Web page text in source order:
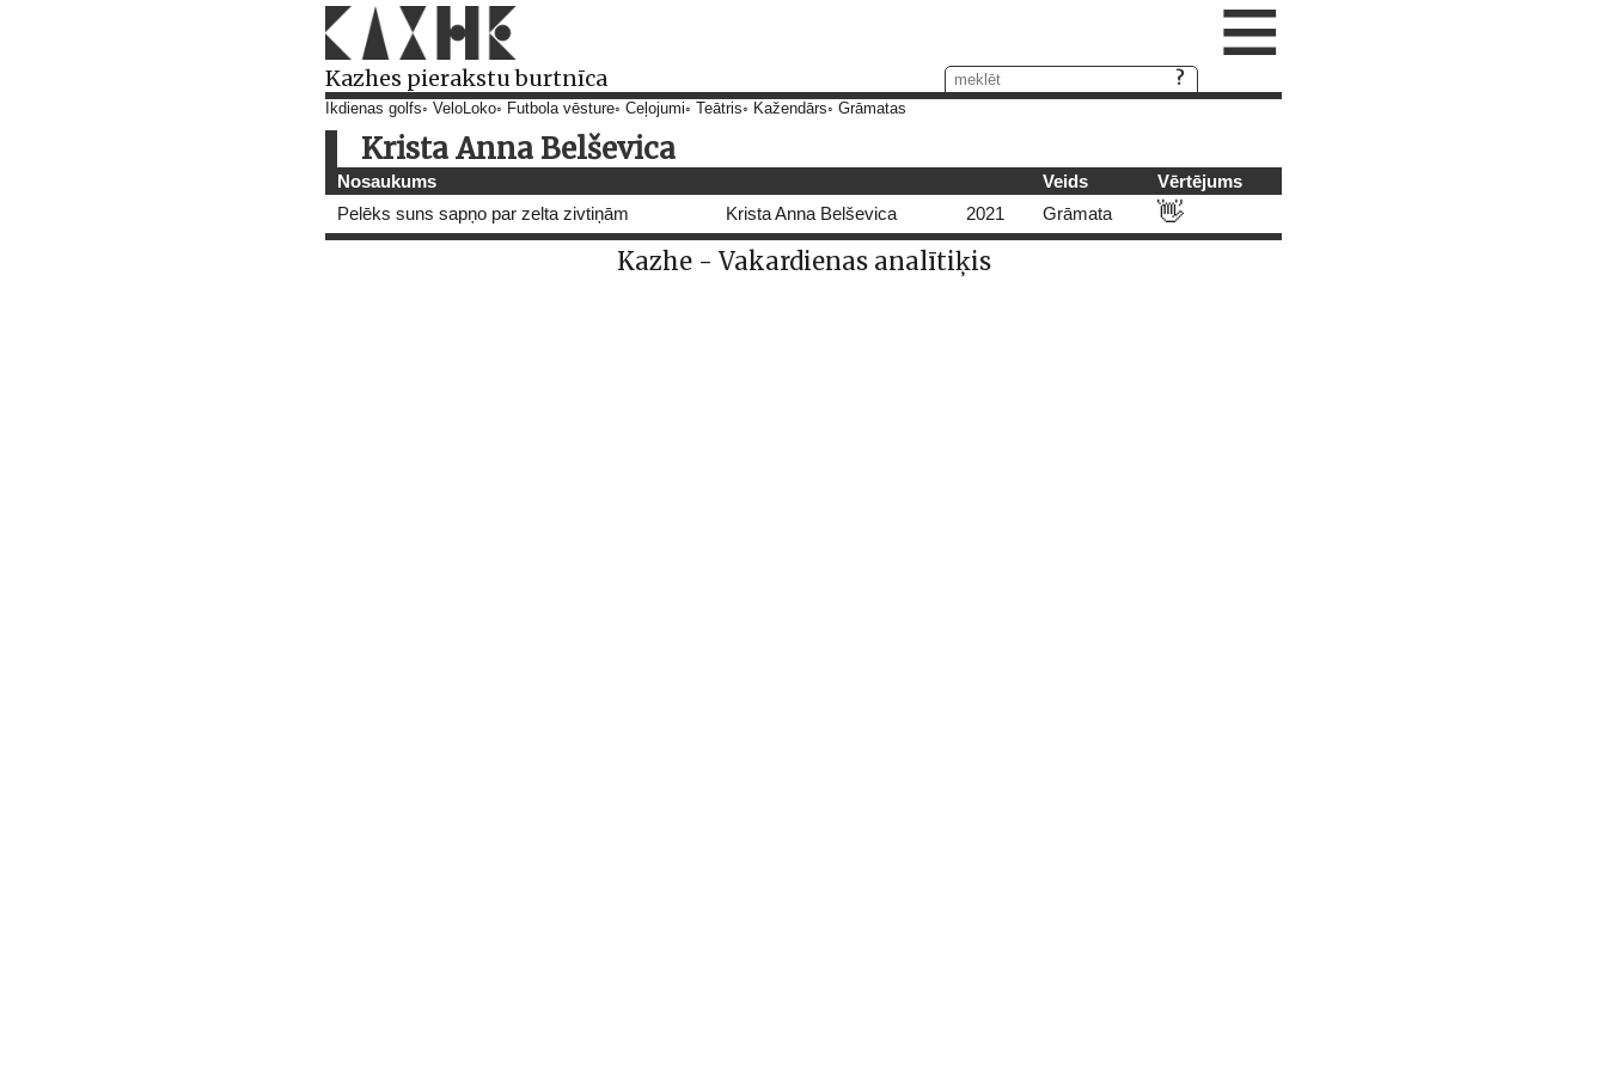
Kazhes pierakstu burtnīca ≡
Ikdienas golfs VeloLoko Futbola vēsture Ceļojumi Teātris Kažendārs Grāmatas
Krista Anna Belševica
Nosaukums Veids
Vērtējums
Pelēks suns sapņo par zelta zivtiņām
Krista Anna Belševica 2021 Grāmata
👋
Kazhe - Vakardienas analītiķis